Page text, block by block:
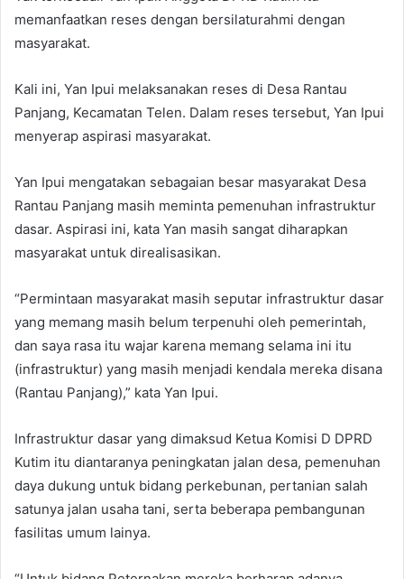
memanfaatkan reses dengan bersilaturahmi dengan
masyarakat.
Kali ini, Yan Ipui melaksanakan reses di Desa Rantau
Panjang, Kecamatan Telen. Dalam reses tersebut, Yan Ipui
menyerap aspirasi masyarakat.
Yan Ipui mengatakan sebagaian besar masyarakat Desa
Rantau Panjang masih meminta pemenuhan infrastruktur
dasar. Aspirasi ini, kata Yan masih sangat diharapkan
masyarakat untuk direalisasikan.
“Permintaan masyarakat masih seputar infrastruktur dasar
yang memang masih belum terpenuhi oleh pemerintah,
dan saya rasa itu wajar karena memang selama ini itu
(infrastruktur) yang masih menjadi kendala mereka disana
(Rantau Panjang),” kata Yan Ipui.
Infrastruktur dasar yang dimaksud Ketua Komisi D DPRD
Kutim itu diantaranya peningkatan jalan desa, pemenuhan
daya dukung untuk bidang perkebunan, pertanian salah
satunya jalan usaha tani, serta beberapa pembangunan
fasilitas umum lainya.